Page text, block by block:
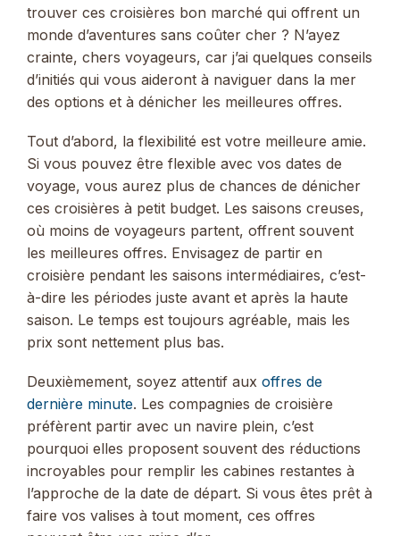
trouver ces croisières bon marché qui offrent un
monde d’aventures sans coûter cher ? N’ayez
crainte, chers voyageurs, car j’ai quelques conseils
d’initiés qui vous aideront à naviguer dans la mer
des options et à dénicher les meilleures offres.
Tout d’abord, la flexibilité est votre meilleure amie.
Si vous pouvez être flexible avec vos dates de
voyage, vous aurez plus de chances de dénicher
ces croisières à petit budget. Les saisons creuses,
où moins de voyageurs partent, offrent souvent
les meilleures offres. Envisagez de partir en
croisière pendant les saisons intermédiaires, c’est-
à-dire les périodes juste avant et après la haute
saison. Le temps est toujours agréable, mais les
prix sont nettement plus bas.
Deuxièmement, soyez attentif aux offres de
dernière minute. Les compagnies de croisière
préfèrent partir avec un navire plein, c’est
pourquoi elles proposent souvent des réductions
incroyables pour remplir les cabines restantes à
l’approche de la date de départ. Si vous êtes prêt à
faire vos valises à tout moment, ces offres